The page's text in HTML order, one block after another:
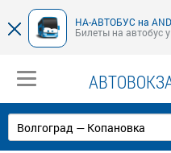
НА-АВТОБУС на
Билеты на автобус